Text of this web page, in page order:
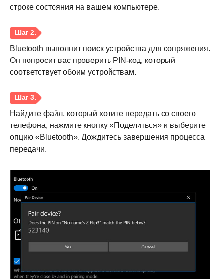
строке состояния на вашем компьютере.
Bluetooth выполнит поиск устройства для сопряжения.
Он попросит вас проверить PIN-код, который
соответствует обоим устройствам.
Найдите файл, который хотите передать со своего
телефона, нажмите кнопку «Поделиться» и выберите
опцию «Bluetooth». Дождитесь завершения процесса
передачи.